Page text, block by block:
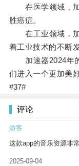
在医学领域，加
胜癌症。
在工业领域，加
着工业技术的不断发
加速器2024年的
们进入一个更加美
#37#
评论
游客
这款app的音乐资源非
2025-09-04